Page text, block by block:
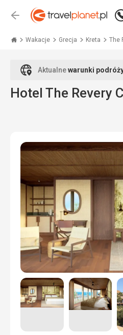
Wstecz
Wakacje Grecja Kreta The
Aktualnewarunki
Hotel The Revery